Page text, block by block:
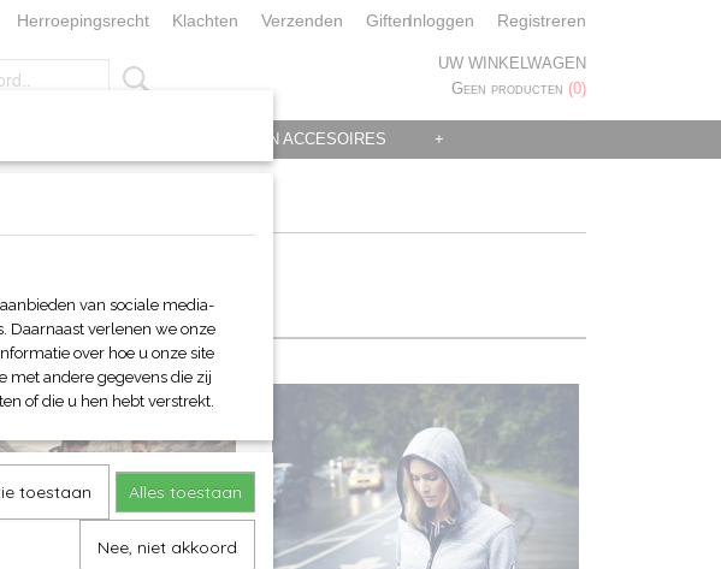
Herroepingsrecht Klachten Verzenden GiftenInloggen Registreren
UW WINKELWAGEN
Geen producten (0)
KERST/FEEST KLEDING EN ACCESOIRES +
van sociale media-
Daarnaast verlenen we onze
over hoe u onze site
andere gegevens die zij
of die u hen hebt verstrekt.
toestaan Alles toestaan
Nee, niet akkoord